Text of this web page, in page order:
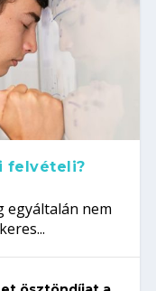
felvételi?
egyáltalán nem